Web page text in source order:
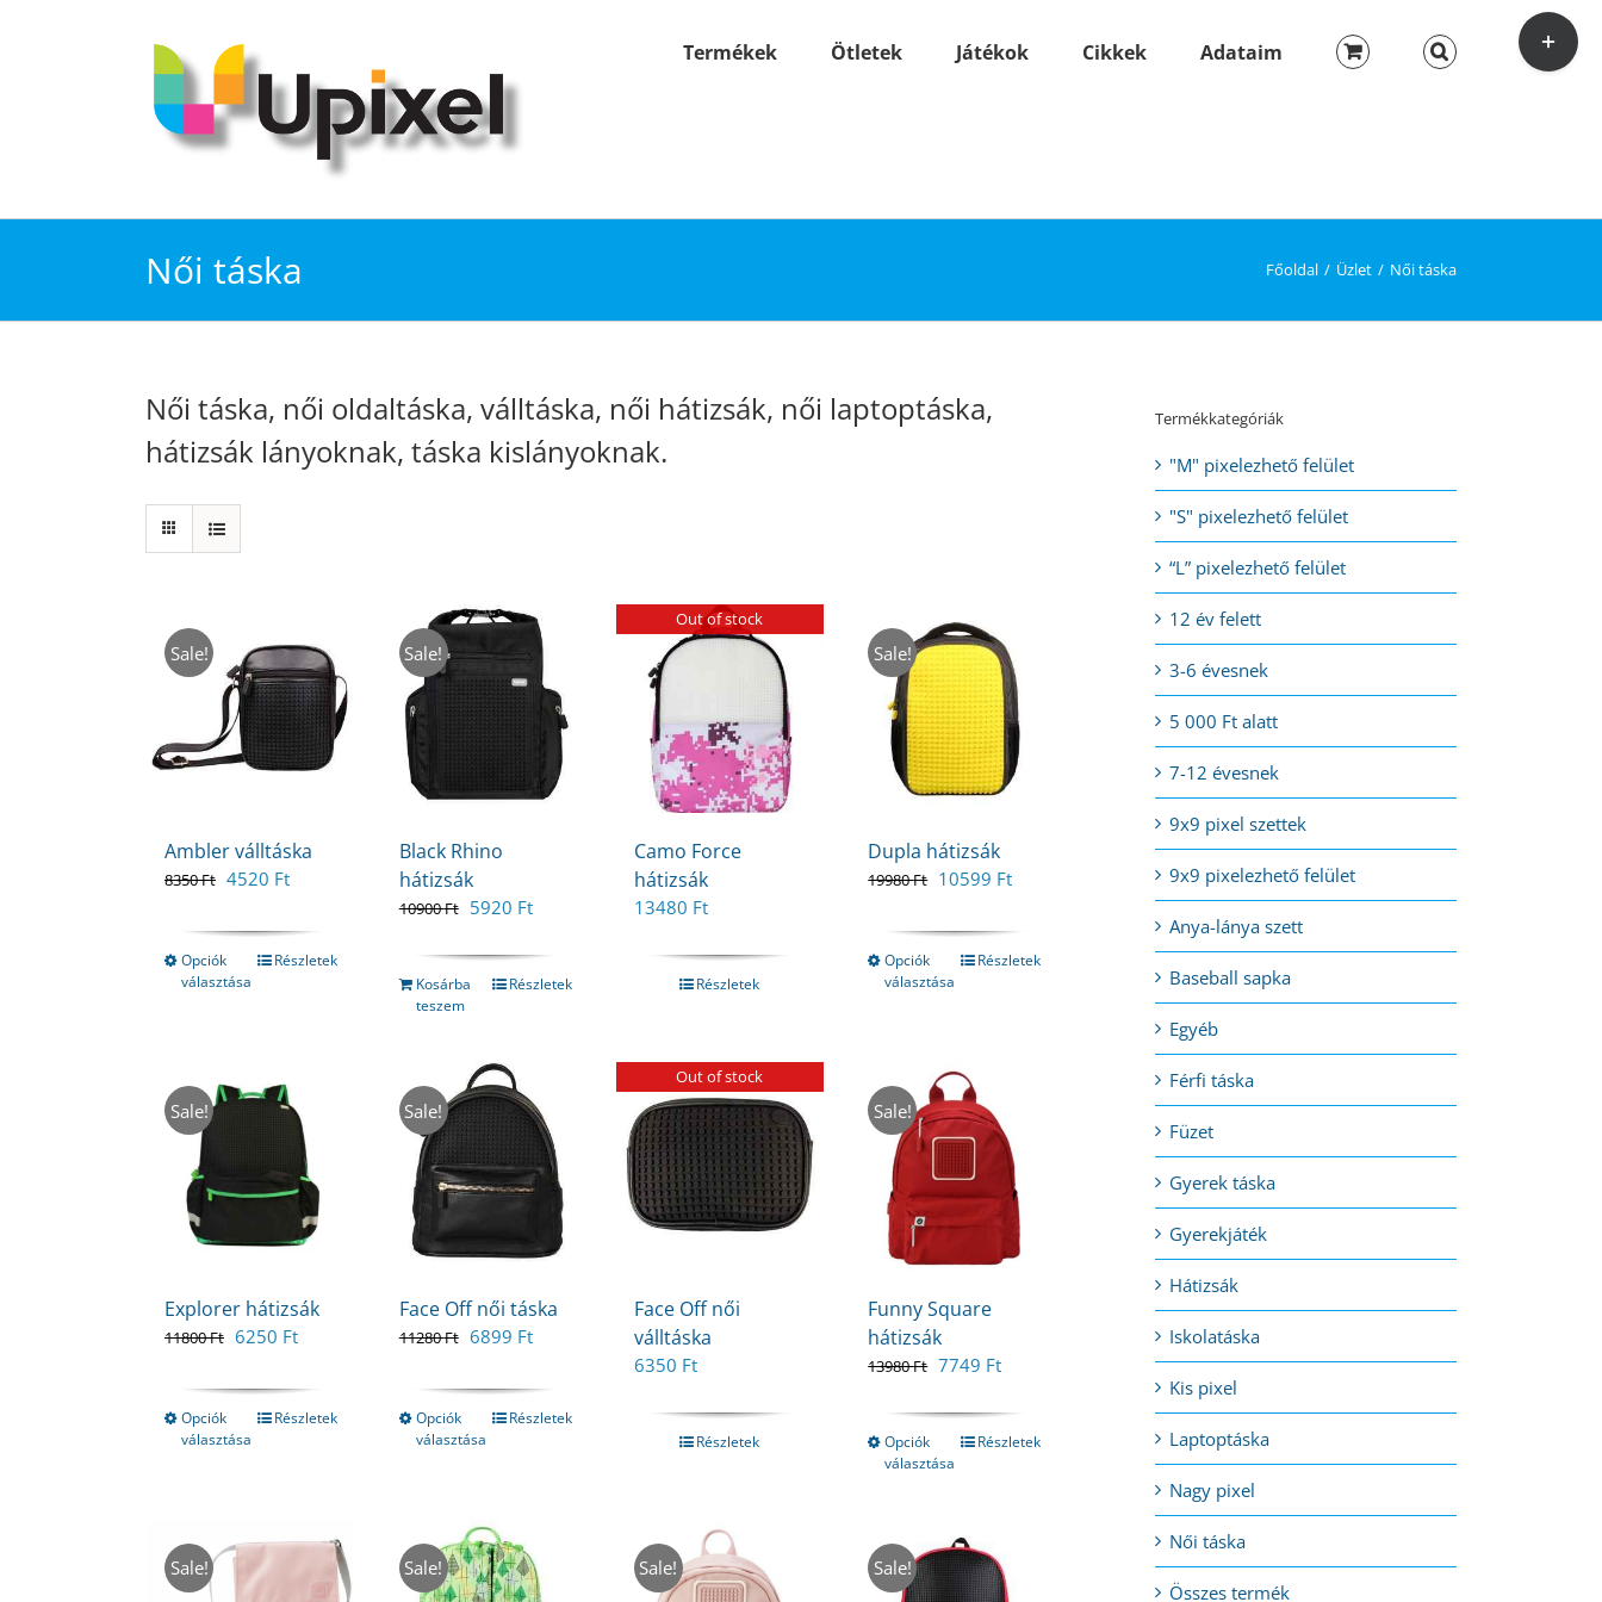
Termékek Ötletek Játékok Cikkek Adataim
Női táska Főoldal Üzlet Női táska
Női táska, női oldaltáska, válltáska, női hátizsák, női laptoptáska,
hátizsák lányoknak, táska kislányoknak.
Sale!
Ambler válltáska
8350Ft Original
was:
8350 Ft.
4520 FtCurrent
is:
4520 Ft.
Opciók
választása
Részletek
Sale!
Black Rhino
hátizsák
10900Ft Original
was:
10900 Ft.
5920 FtCurrent
is:
5920 Ft.
Kosárba
teszem
Részletek
Out of stock
Camo Force
hátizsák
13480 Ft
Részletek
Sale!
Dupla hátizsák
19980Ft Original
was:
19980 Ft.
10599 FtCurrent
is:
10599 Ft.
Opciók
választása
Részletek
Sale!
Explorer hátizsák
11800Ft Original
was:
11800 Ft.
6250 FtCurrent
is:
6250 Ft.
Opciók
választása
Részletek
Sale!
Face Off női táska
11280Ft Original
was:
11280 Ft.
6899 FtCurrent
is:
6899 Ft.
Opciók
választása
Részletek
Out of stock
Face Off női
válltáska
6350 Ft
Részletek
Sale!
Funny Square
hátizsák
13980Ft Original
was:
13980 Ft.
7749 FtCurrent
is:
7749 Ft.
Opciók
választása
Részletek
Sale! Sale! Sale! Sale!
Termékkategóriák
"M" pixelezhető felület
"S" pixelezhető felület
“L” pixelezhető felület
12 év felett
3-6 évesnek
5 000 Ft alatt
7-12 évesnek
9x9 pixel szettek
9x9 pixelezhető felület
Anya-lánya szett
Baseball sapka
Egyéb
Férfi táska
Füzet
Gyerek táska
Gyerekjáték
Hátizsák
Iskolatáska
Kis pixel
Laptoptáska
Nagy pixel
Női táska
Összes termék
Toggle
Sliding
Bar